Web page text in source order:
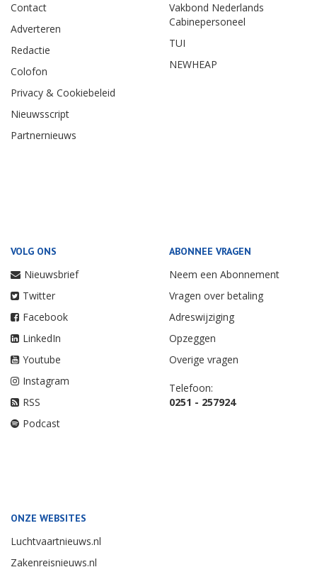
Contact
Adverteren
Redactie
Colofon
Privacy & Cookiebeleid
Nieuwsscript
Partnernieuws
Vakbond Nederlands
Cabinepersoneel
TUI
NEWHEAP
VOLG ONS
Nieuwsbrief
Twitter
Facebook
LinkedIn
Youtube
Instagram
RSS
Podcast
ABONNEE VRAGEN
Neem een Abonnement
Vragen over betaling
Adreswijziging
Opzeggen
Overige vragen
Telefoon:
0251 - 257924
ONZE WEBSITES
Luchtvaartnieuws.nl
Zakenreisnieuws.nl